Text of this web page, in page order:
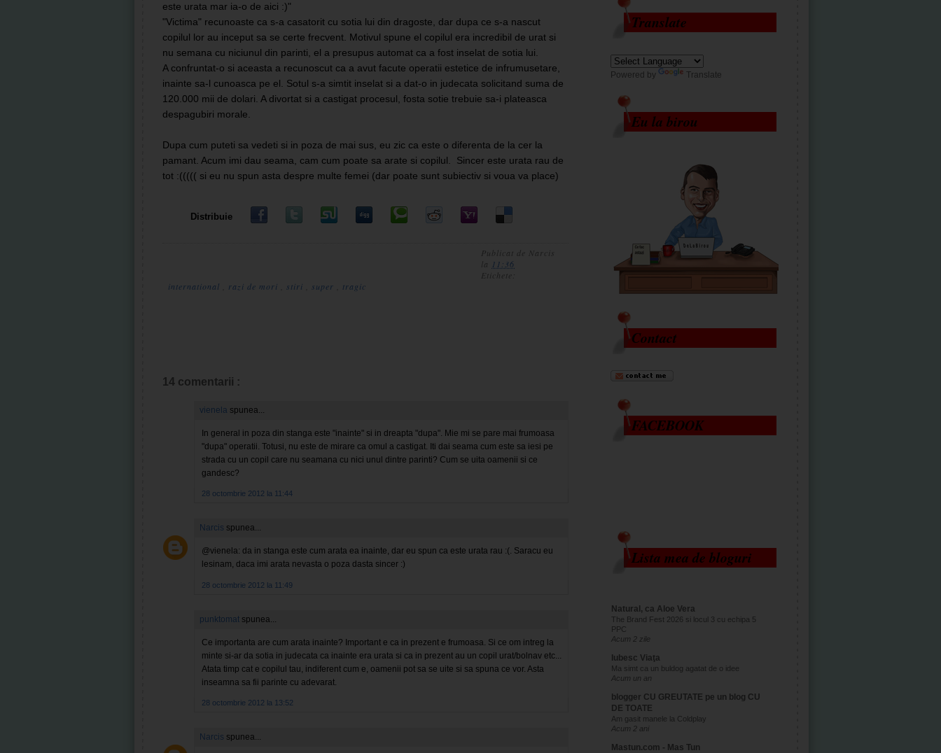
este urata mar ia-o de aici :)"
"Victima" recunoaste ca s-a casatorit cu sotia lui din dragoste, dar dupa ce s-a nascut
copilul lor au inceput sa se certe frecvent. Motivul spune el copilul era incredibil de urat si
nu semana cu niciunul din parinti, el a presupus automat ca a fost inselat de sotia lui.
A confruntat-o si aceasta a recunoscut ca a avut facute operatii estetice de infrumusetare,
inainte sa-l cunoasca pe el. Sotul s-a simtit inselat si a dat-o in judecata solicitand suma de
120.000 mii de dolari. A divortat si a castigat procesul, fosta sotie trebuie sa-i plateasca
despagubiri morale.
Dupa cum puteti sa vedeti si in poza de mai sus, eu zic ca este o diferenta de la cer la
pamant. Acum imi dau seama, cam cum poate sa arate si copilul. Sincer este urata rau de
tot :((((( si eu nu spun asta despre multe femei (dar poate sunt subiectiv si voua va place)
Distribuie
Publicat de
Narcis
la
11:36
Etichete:
international
razi de mori stiri super tragic
14 comentarii :
vienela spunea...
In general in poza din stanga este "inainte" si in dreapta "dupa". Mie mi se pare mai frumoasa
"dupa" operatii. Totusi, nu este de mirare ca omul a castigat. Iti dai seama cum este sa iesi pe
strada cu un copil care nu seamana cu nici unul dintre parinti? Cum se uita oamenii si ce
gandesc?
28 octombrie 2012 la 11:44
Narcis spunea...
@vienela: da in stanga este cum arata ea inainte, dar eu spun ca este urata rau :(. Saracu eu
lesinam, daca imi arata nevasta o poza dasta sincer :)
28 octombrie 2012 la 11:49
punktomat spunea...
Ce importanta are cum arata inainte? Important e ca in prezent e frumoasa. Si ce om intreg la
minte si-ar da sotia in judecata ca inainte era urata si ca in prezent au un copil urat/bolnav etc...
Atata timp cat e copilul tau, indiferent cum e, oamenii pot sa se uite si sa spuna ce vor. Asta
inseamna sa fii parinte cu adevarat.
28 octombrie 2012 la 13:52
Narcis spunea...
Translate
Powered by Translate
Eu la birou
Contact
FACEBOOK
Lista mea de bloguri
Natural, ca Aloe Vera
The Brand Fest 2026 si locul 3 cu echipa 5
PPC
Acum 2 zile
Iubesc Viaţa
Ma simt ca un buldog agatat de o idee
Acum un an
blogger CU GREUTATE pe un blog CU
DE TOATE
Am gasit manele la Coldplay
Acum 2 ani
Mastun.com - Mas Tun